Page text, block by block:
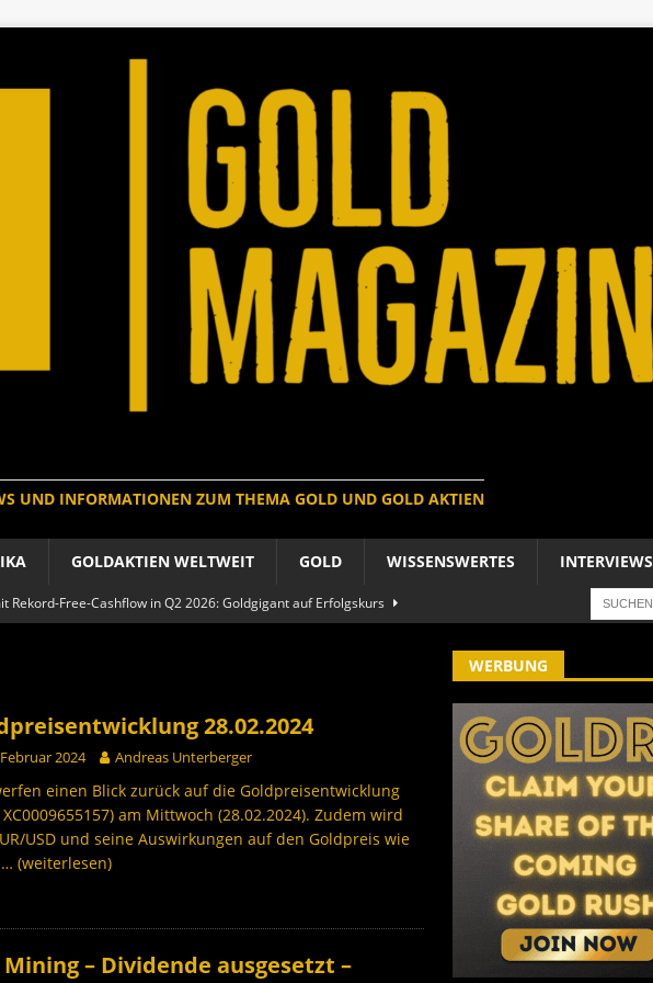
UND INFORMATIONEN ZUM THEMA GOLD UND GOLD AKTIEN
GOLDAKTIEN WELTWEIT GOLD WISSENSWERTES INTERVIEWS
Rekord-Free-Cashflow in Q2 2026: Goldgigant auf Erfolgskurs
der Welt baut um: Newmont vor Befreiungsschlag
arktischen Härtetest: Feuer-Drama fordert neuen CEO heraus
Aktie: Umbau in Skandinavien nach Schweden-Deal
boomen nach Preissturz: Asien kauft physisch
28.02.2024
2024 Andreas Unterberger
einen Blick zurück auf die Goldpreisentwicklung
XC0009655157) am Mittwoch (28.02.2024). Zudem wird
USD und seine Auswirkungen auf den Goldpreis wie
… (weiterlesen)
Mining – Dividende ausgesetzt –
WERBUNG